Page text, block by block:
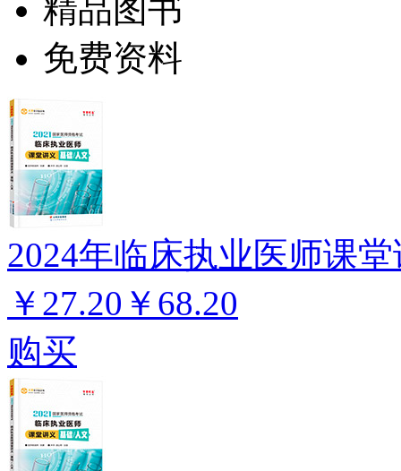
精品图书
免费资料
2024年临床执业医师课
￥27.20 ￥68.20
购买